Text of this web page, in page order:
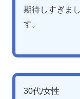
期待しすぎま
す。
30代/女性